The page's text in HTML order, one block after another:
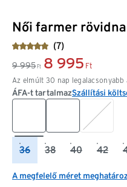
Női farmer
(7)
9 995 Ft 8 995 Ft
Az elmúlt 30 nap legalacsonyabb
ÁFA-t tartalmazSzállítási
36 38 40 42
A megfelelő méret